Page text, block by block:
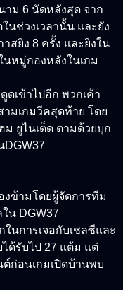
าม 6 นัดหลังสุด จาก
นช่วงเวลานั้น และยัง
สยิง 8 ครั้ง และยิงใน
นหมู่กองหลังในเกม
เข้าไปอีก พวกเค้า
มเกมวีคสุดท้าย โดย
ม ยูไนเต็ด ตามด้วยบุก
งข้ามโดยผู้จัดการทีม
น DGW37
นการเจอกับเชลซีและ
ด้รับไป 27 แต้ม แต่
ต์ก่อนเกมเปิดบ้านพบ